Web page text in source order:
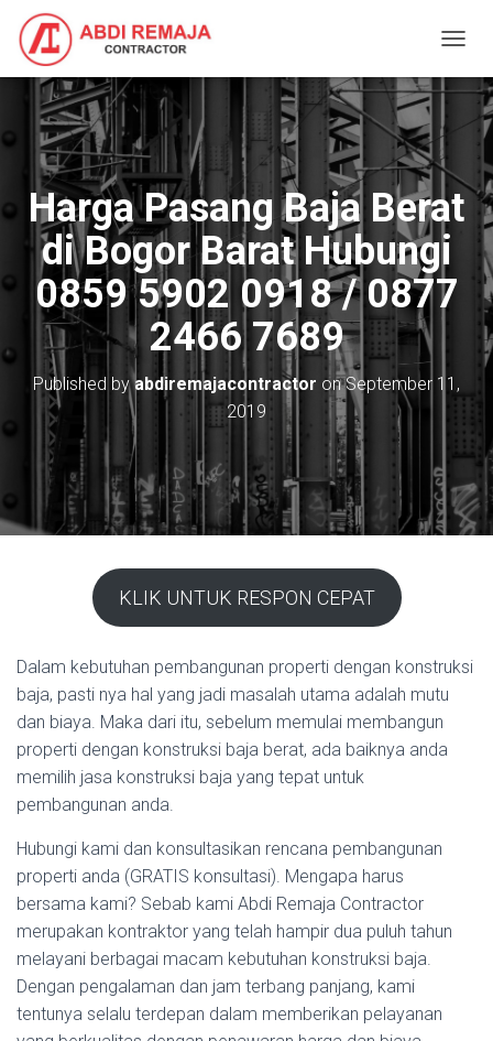
O
N
A
V
A
Harga Pasang Baja Berat
di Bogor Barat Hubungi
0859 5902 0918 / 0877
2466 7689
Published byabdiremajacontractor onSeptember 11,
2019
KLIK UNTUK RESPON CEPAT
Dalam kebutuhan pembangunan properti dengan konstruksi
baja, pasti nya hal yang jadi masalah utama adalah mutu
dan biaya. Maka dari itu, sebelum memulai membangun
properti dengan konstruksi baja berat, ada baiknya anda
memilih jasa konstruksi baja yang tepat untuk
pembangunan anda.
Hubungi kami dan konsultasikan rencana pembangunan
properti anda (GRATIS konsultasi). Mengapa harus
bersama kami? Sebab kami Abdi Remaja Contractor
merupakan kontraktor yang telah hampir dua puluh tahun
melayani berbagai macam kebutuhan konstruksi baja.
Dengan pengalaman dan jam terbang panjang, kami
tentunya selalu terdepan dalam memberikan pelayanan